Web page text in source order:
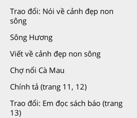
Trao đổi: Nói về cảnh đẹp non
sông
Sông Hương
Viết về cảnh đẹp non sông
Chợ nổi Cà Mau
Chính tả (trang 11, 12)
Trao đổi: Em đọc sách báo (trang
13)